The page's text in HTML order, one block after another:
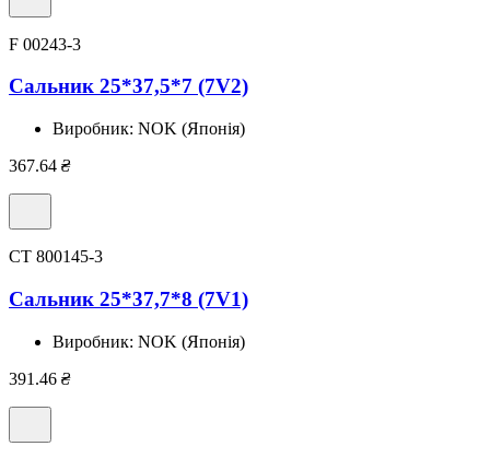
F 00243-3
Сальник 25*37,5*7 (7V2)
Виробник: NOK (Японія)
367.64 ₴
CT 800145-3
Сальник 25*37,7*8 (7V1)
Виробник: NOK (Японія)
391.46 ₴